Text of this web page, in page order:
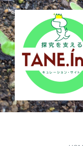
Skip
to
content
Skip
to
main
navigation
Skip
to
footer